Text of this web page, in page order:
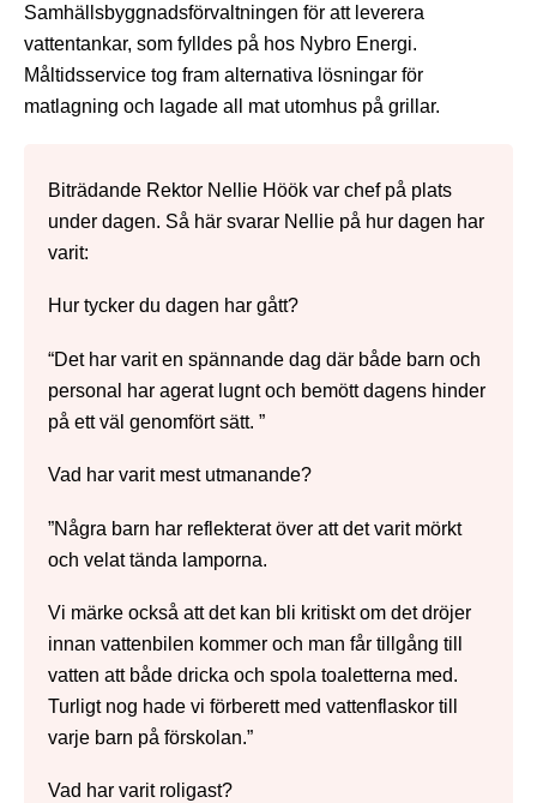
Samhällsbyggnadsförvaltningen för att leverera
vattentankar, som fylldes på hos Nybro Energi.
Måltidsservice tog fram alternativa lösningar för
matlagning och lagade all mat utomhus på grillar.
Biträdande Rektor Nellie Höök var chef på plats
under dagen. Så här svarar Nellie på hur dagen har
varit:
Hur tycker du dagen har gått?
“Det har varit en spännande dag där både barn och
personal har agerat lugnt och bemött dagens hinder
på ett väl genomfört sätt. ”
Vad har varit mest utmanande?
”Några barn har reflekterat över att det varit mörkt
och velat tända lamporna.
Vi märke också att det kan bli kritiskt om det dröjer
innan vattenbilen kommer och man får tillgång till
vatten att både dricka och spola toaletterna med.
Turligt nog hade vi förberett med vattenflaskor till
varje barn på förskolan.”
Vad har varit roligast?